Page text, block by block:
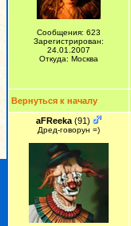
Сообщения: 623
Зарегистрирован:
24.01.2007
Откуда: Москва
Вернуться к началу
aFReeka (91)
Дред-говорун =)